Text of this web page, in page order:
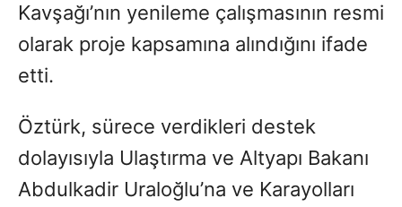
Kavşağı’nın yenileme çalışmasının resmi
olarak proje kapsamına alındığını ifade
etti.
Öztürk, sürece verdikleri destek
dolayısıyla Ulaştırma ve Altyapı Bakanı
Abdulkadir Uraloğlu’na ve Karayolları